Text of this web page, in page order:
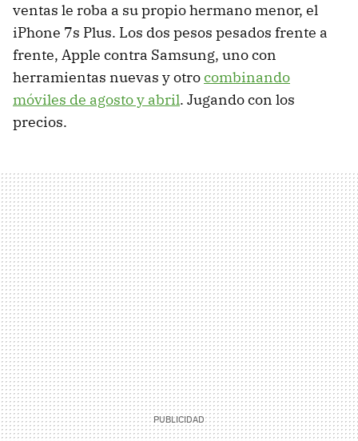
ventas le roba a su propio hermano menor, el
iPhone 7s Plus. Los dos pesos pesados frente a
frente, Apple contra Samsung, uno con
herramientas nuevas y otrocombinando
móviles de agosto y abril. Jugando con los
precios.